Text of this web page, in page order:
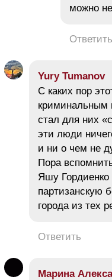
можно
Ответить
Yury Tumanov
С каких пор
криминальным
стал для них
эти люди
и ни о чем не
Пора
Яшу Гордиенко
партизанскую
города из тех
Ответить
Марина